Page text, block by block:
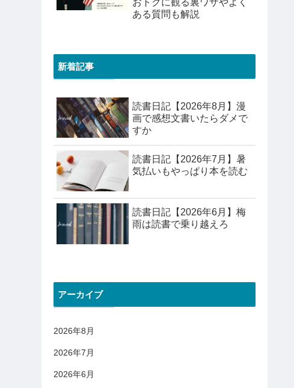
おトクに観る裏ワザやよく
ある質問も解説
新着記事
読書日記【2026年8月】漫
画で感想文書いたらダメで
すか
読書日記【2026年7月】暑
気払いもやっぱり本を読む
読書日記【2026年6月】梅
雨は読書で乗り越えろ
アーカイブ
2026年8月
2026年7月
2026年6月